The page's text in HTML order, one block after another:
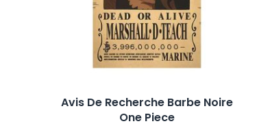
Avis De Recherche Barbe Noire
One Piece